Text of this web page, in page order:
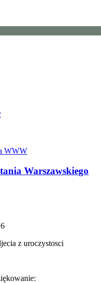
WWW
Warszawskiego
z uroczystosci